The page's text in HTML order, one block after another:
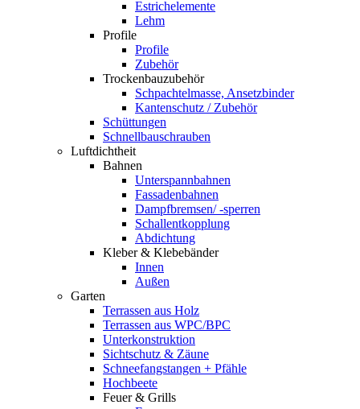
Estrichelemente
Lehm
Profile
Profile
Zubehör
Trockenbauzubehör
Schpachtelmasse, Ansetzbinder
Kantenschutz / Zubehör
Schüttungen
Schnellbauschrauben
Luftdichtheit
Bahnen
Unterspannbahnen
Fassadenbahnen
Dampfbremsen/ -sperren
Schallentkopplung
Abdichtung
Kleber & Klebebänder
Innen
Außen
Garten
Terrassen aus Holz
Terrassen aus WPC/BPC
Unterkonstruktion
Sichtschutz & Zäune
Schneefangstangen + Pfähle
Hochbeete
Feuer & Grills